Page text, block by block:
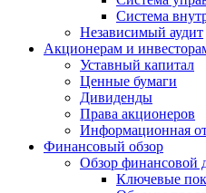
Система
Независимый аудит
Акционерам и
Уставный капитал
Ценные бумаги
Дивиденды
Права акционеров
Информационная
Финансовый обзор
Обзор финансовой
Ключевые